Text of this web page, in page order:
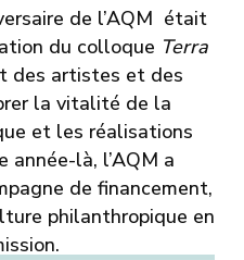
de l’AQM était
du colloque Terra
des artistes et des
la vitalité de la
et les réalisations
année-là, l’AQM a
de financement,
philanthropique en